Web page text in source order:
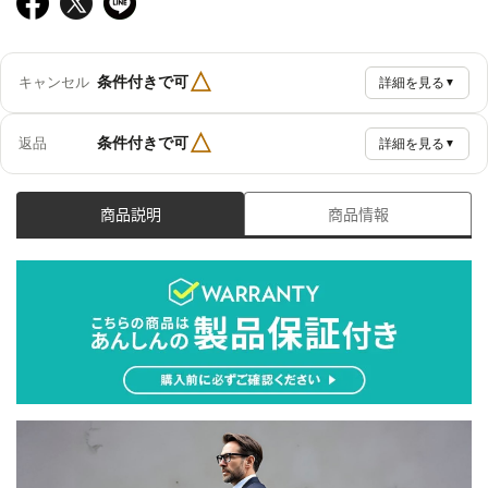
キャンセル 条件付きで可△ 詳細を見る ▼
返品 条件付きで可△ 詳細を見る ▼
商品説明 商品情報